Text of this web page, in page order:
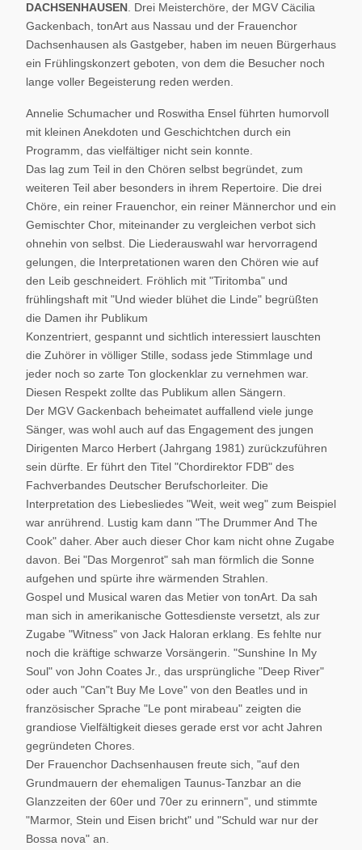
DACHSENHAUSEN . Drei Meisterchöre, der MGV Cäcilia
Gackenbach, tonArt aus Nassau und der Frauenchor
Dachsenhausen als Gastgeber, haben im neuen Bürgerhaus
ein Frühlingskonzert geboten, von dem die Besucher noch
lange voller Begeisterung reden werden.
Annelie Schumacher und Roswitha Ensel führten humorvoll
mit kleinen Anekdoten und Geschichtchen durch ein
Programm, das vielfältiger nicht sein konnte.
Das lag zum Teil in den Chören selbst begründet, zum
weiteren Teil aber besonders in ihrem Repertoire. Die drei
Chöre, ein reiner Frauenchor, ein reiner Männerchor und ein
Gemischter Chor, miteinander zu vergleichen verbot sich
ohnehin von selbst. Die Liederauswahl war hervorragend
gelungen, die Interpretationen waren den Chören wie auf
den Leib geschneidert. Fröhlich mit "Tiritomba" und
frühlingshaft mit "Und wieder blühet die Linde" begrüßten
die Damen ihr Publikum
Konzentriert, gespannt und sichtlich interessiert lauschten
die Zuhörer in völliger Stille, sodass jede Stimmlage und
jeder noch so zarte Ton glockenklar zu vernehmen war.
Diesen Respekt zollte das Publikum allen Sängern.
Der MGV Gackenbach beheimatet auffallend viele junge
Sänger, was wohl auch auf das Engagement des jungen
Dirigenten Marco Herbert (Jahrgang 1981) zurückzuführen
sein dürfte. Er führt den Titel "Chordirektor FDB" des
Fachverbandes Deutscher Berufschorleiter. Die
Interpretation des Liebesliedes "Weit, weit weg" zum Beispiel
war anrührend. Lustig kam dann "The Drummer And The
Cook" daher. Aber auch dieser Chor kam nicht ohne Zugabe
davon. Bei "Das Morgenrot" sah man förmlich die Sonne
aufgehen und spürte ihre wärmenden Strahlen.
Gospel und Musical waren das Metier von tonArt. Da sah
man sich in amerikanische Gottesdienste versetzt, als zur
Zugabe "Witness" von Jack Haloran erklang. Es fehlte nur
noch die kräftige schwarze Vorsängerin. "Sunshine In My
Soul" von John Coates Jr., das ursprüngliche "Deep River"
oder auch "Can"t Buy Me Love" von den Beatles und in
französischer Sprache "Le pont mirabeau" zeigten die
grandiose Vielfältigkeit dieses gerade erst vor acht Jahren
gegründeten Chores.
Der Frauenchor Dachsenhausen freute sich, "auf den
Grundmauern der ehemaligen Taunus-Tanzbar an die
Glanzzeiten der 60er und 70er zu erinnern", und stimmte
"Marmor, Stein und Eisen bricht" und "Schuld war nur der
Bossa nova" an.